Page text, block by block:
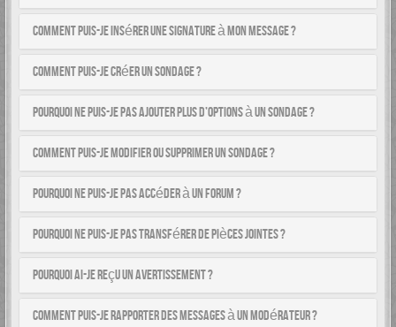
Comment puis-je insérer une signature à mon message ?
Comment puis-je créer un sondage ?
Pourquoi ne puis-je pas ajouter plus d’options à un sondage ?
Comment puis-je modifier ou supprimer un sondage ?
Pourquoi ne puis-je pas accéder à un forum ?
Pourquoi ne puis-je pas transférer de pièces jointes ?
Pourquoi ai-je reçu un avertissement ?
Comment puis-je rapporter des messages à un modérateur ?